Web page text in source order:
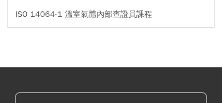
ISO 14064-1 溫室氣體內部查證員課程